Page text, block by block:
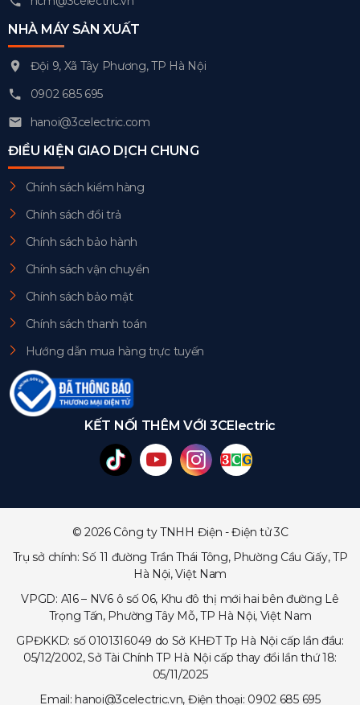
NHÀ MÁY SẢN XUẤT
Đội 9, Xã Tây Phương, TP Hà Nội
0902 685 695
hanoi@3celectric.com
ĐIỀU KIỆN GIAO DỊCH CHUNG
Chính sách kiểm hàng
Chính sách đổi trả
Chính sách bảo hành
Chính sách vận chuyển
Chính sách bảo mật
Chính sách thanh toán
Hướng dẫn mua hàng trực tuyến
KẾT NỐI THÊM VỚI 3CElectric
© 2026 Công ty TNHH Điện - Điện tử 3C
Trụ sở chính: Số 11 đường Trần Thái Tông, Phường Cầu Giấy, TP
Hà Nội, Việt Nam
VPGD: A16 – NV6 ô số 06, Khu đô thị mới hai bên đường Lê
Trọng Tấn, Phường Tây Mỗ, TP Hà Nội, Việt Nam
GPĐKKD: số 0101316049 do Sở KHĐT Tp Hà Nội cấp lần đầu:
05/12/2002, Sở Tài Chính TP Hà Nội cấp thay đổi lần thứ 18:
05/11/2025
Email: hanoi@3celectric.vn, Điện thoại: 0902 685 695